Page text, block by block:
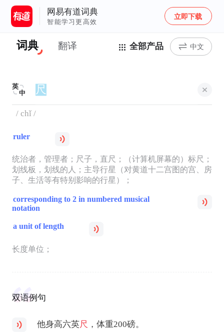
网易有道词典
智能学习更高效
立即下载
词典 翻译 全部产品 中文
英
中
/ chǐ /
ruler
统治者，管理者；尺子，直尺；（计算机屏幕的）标尺；
划线板，划线的人；主导行星（对黄道十二宫图的宫、房
子、生活等有特别影响的行星）；
corresponding to 2 in numbered musical
notation
a unit of length
长度单位；
双语例句
他身高六英尺 ，体重200磅。